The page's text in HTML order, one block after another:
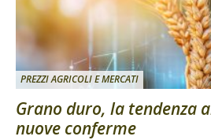
PREZZI AGRICOLI E MERCATI
Grano duro, la tendenza
nuove conferme